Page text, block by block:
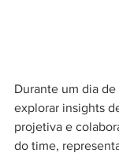
Durante um dia
explorar insights
projetiva e
do time,